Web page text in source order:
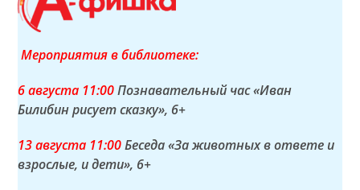
Мероприятия в библиотеке:
6 августа 11:00Познавательный час «Иван
Билибин рисует сказку», 6+
13 августа 11:00Беседа «За животных в ответе и
взрослые, и дети», 6+